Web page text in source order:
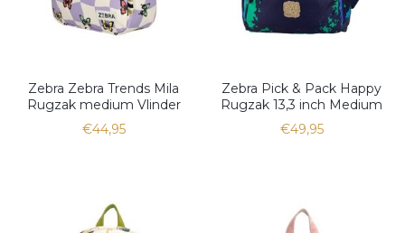
Zebra Zebra Trends Mila
Rugzak medium Vlinder
€44,95
Zebra Pick & Pack Happy
Rugzak 13,3 inch Medium
€49,95